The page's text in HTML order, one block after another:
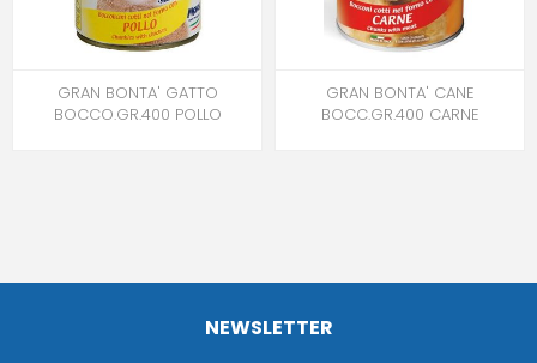
GRAN BONTA' GATTO
BOCCO.GR.400 POLLO
GRAN BONTA' CANE
BOCC.GR.400 CARNE
NEWSLETTER